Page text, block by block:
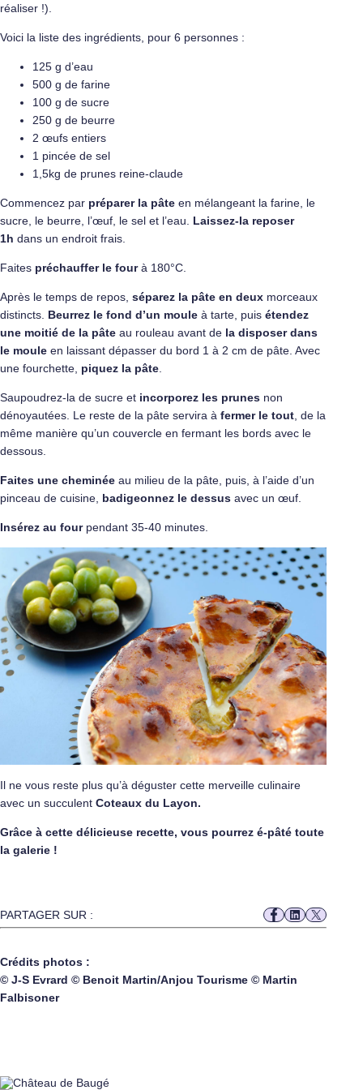
réaliser !).
Voici la liste des ingrédients, pour 6 personnes :
125 g d’eau
500 g de farine
100 g de sucre
250 g de beurre
2 œufs entiers
1 pincée de sel
1,5kg de prunes reine-claude
Commencez par préparer la pâte en mélangeant la farine, le
sucre, le beurre, l’œuf, le sel et l’eau. Laissez-la reposer
1h dans un endroit frais.
Faites préchauffer le fourà 180°C.
Après le temps de repos, séparez la pâte en deux morceaux
distincts. Beurrez le fond d’un moule à tarte, puis étendez
une moitié de la pâte au rouleau avant de la disposer dans
le moule en laissant dépasser du bord 1 à 2 cm de pâte. Avec
une fourchette, piquez la pâte
Saupoudrez-la de sucre et incorporez les prunes non
dénoyautées. Le reste de la pâte servira à fermer le tout , de la
même manière qu’un couvercle en fermant les bords avec le
dessous.
Faites une cheminée au milieu de la pâte, puis, à l’aide d’un
pinceau de cuisine, badigeonnez le dessus avec un œuf.
Insérez au fourpendant 35-40 minutes.
Il ne vous reste plus qu’à déguster cette merveille culinaire
avec un succulent Coteaux du Layon.
Grâce à cette délicieuse recette, vous pourrez é-pâté toute
la galerie !
PARTAGER SUR :
Crédits photos :
© J-S Evrard © Benoit Martin/Anjou Tourisme © Martin
Falbisoner